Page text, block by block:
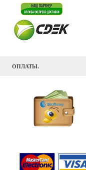
ОПЛАТЫ.